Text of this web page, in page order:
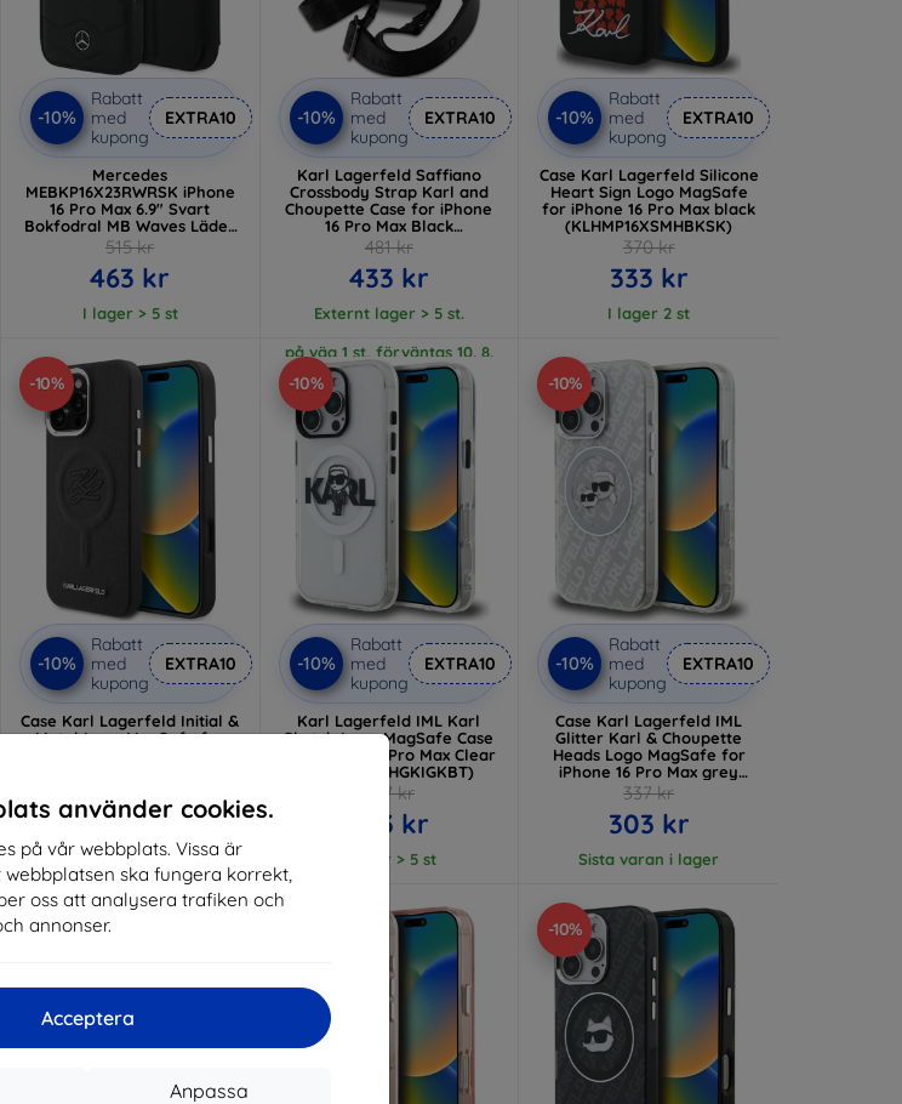
använder cookies.
på vår webbplats. Vissa är
ska fungera korrekt,
oss att analysera trafiken och
annonser.
Acceptera
Anpassa
-10%
Rabatt
med
kupong
EXTRA10
Mercedes
MEBKP16X23RWRSK iPhone
16 Pro Max 6.9" Svart
Bokfodral MB Waves Läder
(MEBKP16X23RWRSK)
515 kr
463 kr
I lager > 5 st
-10%
Rabatt
med
kupong
EXTRA10
Karl Lagerfeld Saffiano
Crossbody Strap Karl and
Choupette Case for iPhone
16 Pro Max Black
(57983122779)
481 kr
433 kr
Externt lager > 5 st.
på väg 1 st, förväntas 10. 8.
2026
-10%
Rabatt
med
kupong
EXTRA10
Case Karl Lagerfeld Silicone
Heart Sign Logo MagSafe
for iPhone 16 Pro Max black
(KLHMP16XSMHBKSK)
370 kr
333 kr
I lager 2 st
-10%
-10%
Rabatt
med
kupong
EXTRA10
Case Karl Lagerfeld Initial &
Metal Logo MagSafe for
313 kr
I lager > 5 st
-10%
-10%
Rabatt
med
kupong
EXTRA10
Karl Lagerfeld IML Karl
Sketch Logo MagSafe Case
for iPhone 16 Pro Max Clear
(KLHMP16XHGKIGKBT)
337 kr
303 kr
I lager > 5 st
-10%
-10%
Rabatt
med
kupong
EXTRA10
Case Karl Lagerfeld IML
Glitter Karl & Choupette
Heads Logo MagSafe for
iPhone 16 Pro Max grey
(KLHMP16XHMKBKCHG)
337 kr
303 kr
Sista varan i lager
-10% -10%